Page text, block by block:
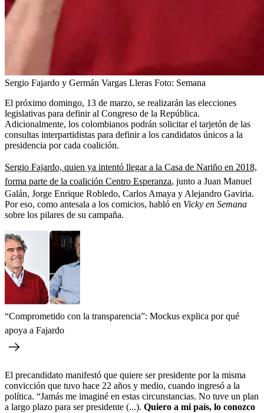
Sergio Fajardo y Germán Vargas Lleras Foto: Semana
El próximo domingo, 13 de marzo, se realizarán las elecciones
legislativas para definir al Congreso de la República.
Adicionalmente, los colombianos podrán solicitar el tarjetón de las
consultas interpartidistas para definir a los candidatos únicos a la
presidencia por cada coalición.
Sergio Fajardo, quien ya intentó llegar a la Casa de Nariño en 2018,
forma parte de la coalición Centro Esperanza, junto a Juan Manuel
Galán, Jorge Enrique Robledo, Carlos Amaya y Alejandro Gaviria.
Por eso, como antesala a los comicios, habló en Vicky en Semana
sobre los pilares de su campaña.
“Comprometido con la transparencia”: Mockus explica por qué
apoya a Fajardo
El precandidato manifestó que quiere ser presidente por la misma
convicción que tuvo hace 22 años y medio, cuando ingresó a la
política. “Jamás me imaginé en estas circunstancias. No tuve un plan
a largo plazo para ser presidente (...). Quiero a mi país, lo conozco